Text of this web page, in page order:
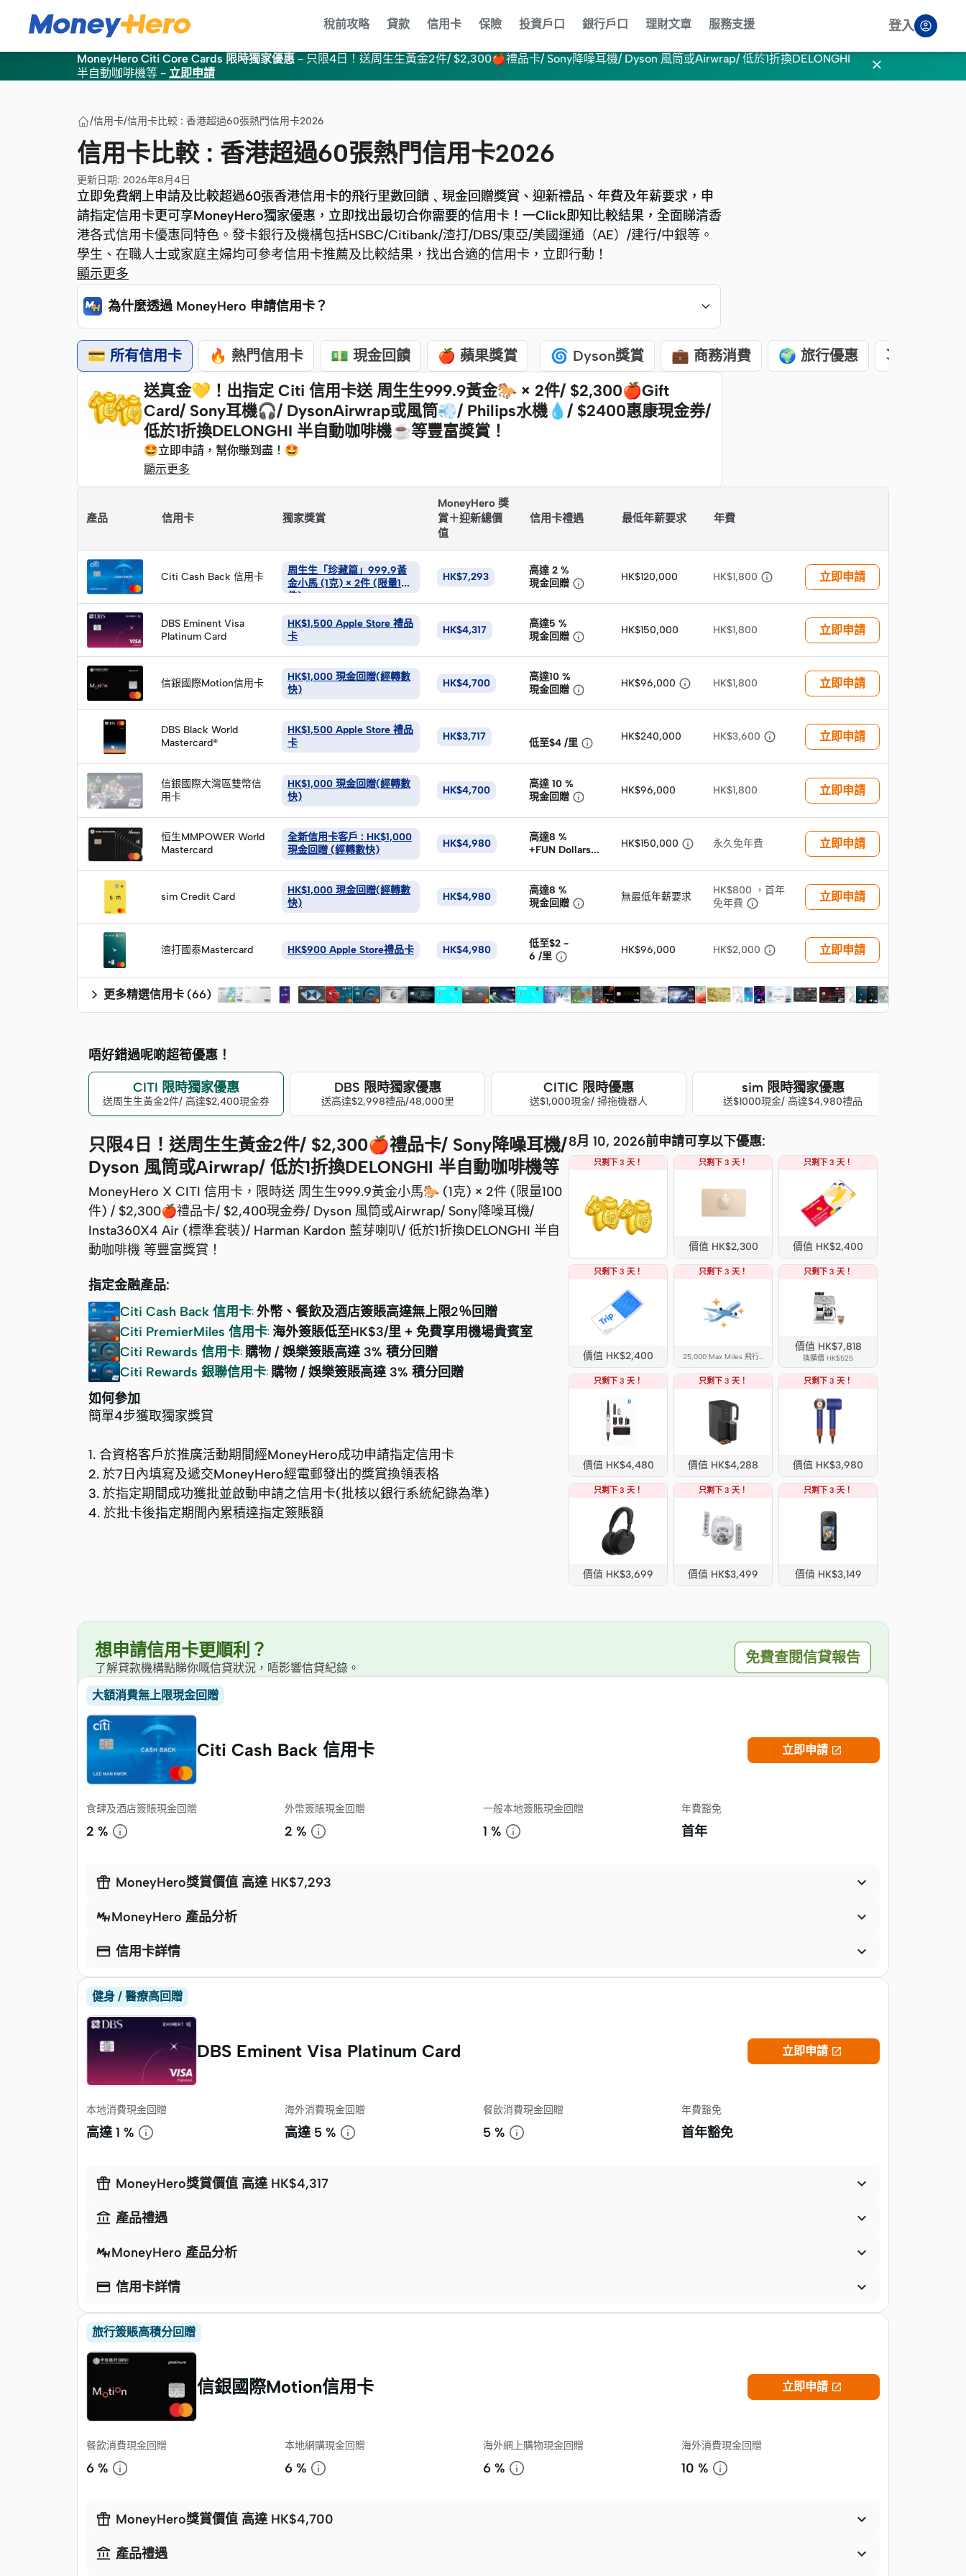
稅前攻略 貸款 信用卡 保險 投資戶口 銀行戶口 理財文章 服務支援 登入
MoneyHero Citi Core Cards 限時獨家優惠 – 只限4日！送周生生黃金2件/ $2,300🍎禮品卡/ Sony降噪耳機/ Dyson 風筒或Airwrap/ 低於1折換DELONGHI
半自動咖啡機等 - 立即申請 
/信用卡/信用卡比較 : 香港超過60張熱門信用卡2026
信用卡比較 : 香港超過60張熱門信用卡2026
更新日期: 2026年8月4日
立即免費網上申請及比較超過60張香港信用卡的飛行里數回饋﹑現金回贈獎賞、迎新禮品、年費及年薪要求，申
請指定信用卡更可享MoneyHero獨家優惠，立即找出最切合你需要的信用卡！一Click即知比較結果，全面睇清香
港各式信用卡優惠同特色。發卡銀行及機構包括HSBC/Citibank/渣打/DBS/東亞/美國運通（AE）/建行/中銀等。
學生、在職人士或家庭主婦均可參考信用卡推薦及比較結果，找出合適的信用卡，立即行動！
立即免費網上申請及比較超過60張香港信用卡的飛行里數回饋﹑現金回贈獎賞、迎新禮品、年費及年薪要求，申
請指定信用卡更可享MoneyHero獨家優惠，立即找出最切合你需要的信用卡！一Click即知比較結果，全面睇清香
港各式信用卡優惠同特色。發卡銀行及機構包括HSBC/Citibank/渣打/DBS/東亞/美國運通（AE）/建行/中銀等。
學生、在職人士或家庭主婦均可參考信用卡推薦及比較結果，找出合適的信用卡，立即行動！
顯示更多
為什麼透過 MoneyHero 申請信用卡？
💳 所有信用卡 🔥 熱門信用卡 💵 現金回饋 🍎 蘋果獎賞 🌀 Dyson獎賞 💼 商務消費 🌍 旅行優惠 ✈️ 飛行里數
送真金💛！出指定 Citi 信用卡送 周生生999.9黃金🐎 × 2件/ $2,300🍎Gift
Card/ Sony耳機🎧/ DysonAirwrap或風筒💨/ Philips水機💧/ $2400惠康現金券/
低於1折換DELONGHI 半自動咖啡機☕等豐富獎賞！
🤩立即申請，幫你賺到盡！🤩
🤩立即申請，幫你賺到盡！🤩
顯示更多
產品 信用卡 獨家獎賞
MoneyHero 獎
賞＋迎新總價
值
信用卡禮遇 最低年薪要求 年費
Citi Cash Back 信用卡
立
申
周生生「珍藏篇」999.9黃
金小馬 (1克) × 2件 (限量100
件)
HK$7,293
高達 2 %
現金回贈  HK$120,000 HK$1,800  立即申請
DBS Eminent Visa
Platinum Card
立
申
HK$1,500 Apple Store 禮品
卡
HK$4,317
高達5 %
現金回贈  HK$150,000 HK$1,800 立即申請
信銀國際Motion信用卡
立
申
HK$1,000 現金回贈(經轉數
快)
HK$4,700
高達10 %
現金回贈  HK$96,000  HK$1,800 立即申請
DBS Black World
Mastercard®
申
HK$1,500 Apple Store 禮品
卡
HK$3,717
低至$4 /里  HK$240,000 HK$3,600  立即申請
信銀國際大灣區雙幣信
用卡
立
申
HK$1,000 現金回贈(經轉數
快)
HK$4,700
高達 10 %
現金回贈  HK$96,000 HK$1,800 立即申請
恒生MMPOWER World
Mastercard
立
即
申
全新信用卡客戶 : HK$1,000
現金回贈 (經轉數快)
HK$4,980
高達8 %
+FUN Dollars
HK$150,000  永久免年費 立即申請
sim Credit Card
立
申
HK$1,000 現金回贈(經轉數
快)
HK$4,980
高達8 %
現金回贈  無最低年薪要求
HK$800 ，首年
免年費  立即申請
渣打國泰Mastercard
即
申
HK$900 Apple Store禮品卡 HK$4,980
低至$2 -
6 /里  HK$96,000 HK$2,000  立即申請
更多精選信用卡 (66)
唔好錯過呢啲超筍優惠！
CITI 限時獨家優惠
送周生生黃金2件/ 高達$2,400現金券
DBS 限時獨家優惠
送高達$2,998禮品/48,000里
CITIC 限時優惠
送$1,000現金/ 掃拖機器人
sim 限時獨家優惠
送$1000現金/ 高達$4,980禮品
只限4日！送周生生黃金2件/ $2,300🍎禮品卡/ Sony降噪耳機/
Dyson 風筒或Airwrap/ 低於1折換DELONGHI 半自動咖啡機等
MoneyHero X CITI 信用卡，限時送 周生生999.9黃金小馬🐎 (1克) × 2件 (限量100
件) / $2,300🍎禮品卡/ $2,400現金券/ Dyson 風筒或Airwrap/ Sony降噪耳機/
Insta360X4 Air (標準套裝)/ Harman Kardon 藍芽喇叭/ 低於1折換DELONGHI 半自
動咖啡機 等豐富獎賞！
指定金融產品:
Citi Cash Back 信用卡: 外幣、餐飲及酒店簽賬高達無上限2％回贈
Citi PremierMiles 信用卡: 海外簽賬低至HK$3/里 + 免費享用機場貴賓室
Citi Rewards 信用卡: 購物 / 娛樂簽賬高達 3% 積分回贈
Citi Rewards 銀聯信用卡: 購物 / 娛樂簽賬高達 3% 積分回贈
如何參加
簡單4步獲取獨家獎賞
1. 合資格客戶於推廣活動期間經MoneyHero成功申請指定信用卡
2. 於7日內填寫及遞交MoneyHero經電郵發出的獎賞換領表格
3. 於指定期間成功獲批並啟動申請之信用卡(批核以銀行系統紀錄為準)
4. 於批卡後指定期間內累積達指定簽賬額
8月 10, 2026前申請可享以下優惠:
只剩下 3 天！ 只剩下 3 天！
價值 HK$2,300
只剩下 3 天！
價值 HK$2,400
只剩下 3 天！
價值 HK$2,400
只剩下 3 天！ 只剩下 3 天！
價值 HK$7,818
換購價 HK$525
只剩下 3 天！
價值 HK$4,480
只剩下 3 天！
價值 HK$4,288
只剩下 3 天！
價值 HK$3,980
只剩下 3 天！
價值 HK$3,699
只剩下 3 天！
價值 HK$3,499
只剩下 3 天！
價值 HK$3,149
想申請信用卡更順利？
了解貸款機構點睇你嘅信貸狀況，唔影響信貸紀錄。
免費查閱信貸報告
大額消費無上限現金回贈
Citi Cash Back 信用卡 立即申請 
食肆及酒店簽賬現金回贈
2 %
外幣簽賬現金回贈
2 %
一般本地簽賬現金回贈
1 %
年費豁免
首年
 MoneyHero獎賞價值 高達 HK$7,293 
MoneyHero 產品分析 
 信用卡詳情 
健身 / 醫療高回贈
DBS Eminent Visa Platinum Card 立即申請 
本地消費現金回贈
高達 1 %
海外消費現金回贈
高達 5 %
餐飲消費現金回贈
5 %
年費豁免
首年豁免
 MoneyHero獎賞價值 高達 HK$4,317 
 產品禮遇 
MoneyHero 產品分析 
 信用卡詳情 
旅行簽賬高積分回贈
信銀國際Motion信用卡 立即申請 
餐飲消費現金回贈
6 %
本地網購現金回贈
6 %
海外網上購物現金回贈
6 %
海外消費現金回贈
10 %
 MoneyHero獎賞價值 高達 HK$4,700 
 產品禮遇 